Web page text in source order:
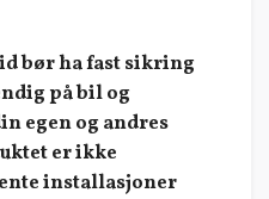
bør ha fast sikring
på bil og
egen og andres
er ikke
installasjoner